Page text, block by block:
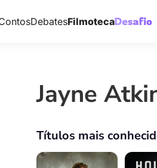
DebatesFilmoteca
Jayne
Títulos mais